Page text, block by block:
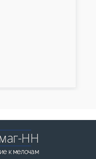
НН
к мелочам